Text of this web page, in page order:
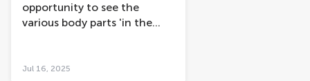
opportunity to see the
various body parts 'in the
explanations were all in
Jul 16, 2025